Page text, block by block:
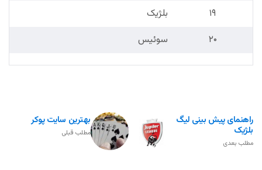
۱۹
بلژیک
۲۰
سوئیس
بهترین سایت پوکر
مطلب قبلی
راهنمای پیش بینی لیگ
بلژیک
مطلب بعدی